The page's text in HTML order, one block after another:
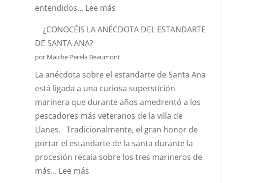
entendidos... Lee más
QUÉ
EL
EFECTO
“CORIOLIS”?
¿CONOCÉIS LA ANÉCDOTA DEL ESTANDARTE
DE SANTA ANA?
por Maiche Perela Beaumont
La anécdota sobre el estandarte de Santa Ana
está ligada a una curiosa superstición
marinera que durante años amedrentó a los
pescadores más veteranos de la villa de
Llanes. Tradicionalmente, el gran honor de
portar el estandarte de la santa durante la
procesión recaía sobre los tres marineros de
más... Lee más